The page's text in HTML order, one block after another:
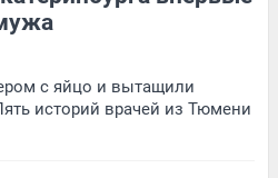
с яйцо и вытащили
историй врачей из Тюмени